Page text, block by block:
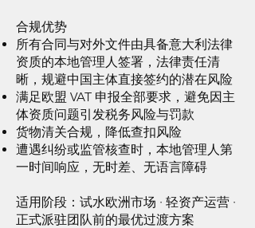
合规优势
所有合同与对外文件由具备意大利法律
资质的本地管理人签署，法律责任清
晰，规避中国主体直接签约的潜在风险
满足欧盟 VAT 申报全部要求，避免因主
体资质问题引发税务风险与罚款
货物清关合规，降低查扣风险
遭遇纠纷或监管核查时，本地管理人第
一时间响应，无时差、无语言障碍
适用阶段：试水欧洲市场 · 轻资产运营 ·
正式派驻团队前的最优过渡方案